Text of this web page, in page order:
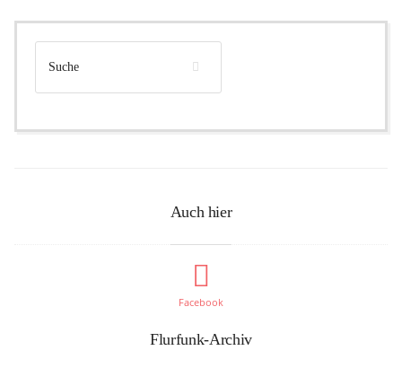
Auch hier
Facebook
Flurfunk-Archiv